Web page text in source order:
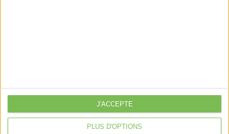
PLUS D'OPTIONS
J'ACCEPTE
À la une
Déclaration Impôt sur le Revenu